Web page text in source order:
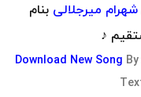
شهرام میرجلالیبنام
♪
Download New Song By